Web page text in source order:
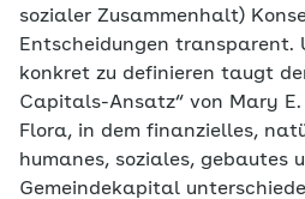
sozialer Zusammenhalt)
Entscheidungen transparent.
konkret zu definieren taugt
Capitals-Ansatz“ von Mary
Flora, in dem finanzielles,
humanes, soziales, gebautes
Gemeindekapital